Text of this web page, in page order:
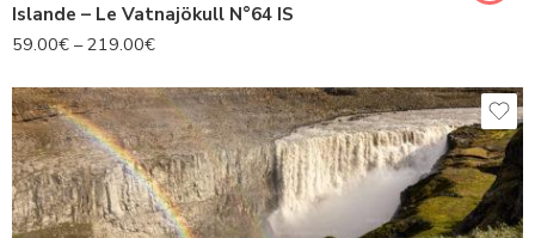
Islande – Le Vatnajökull N°64 IS
59.00€ –219.00€